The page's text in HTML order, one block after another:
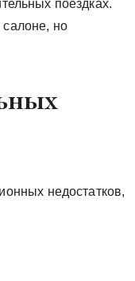
поездках.
но
недостатков,